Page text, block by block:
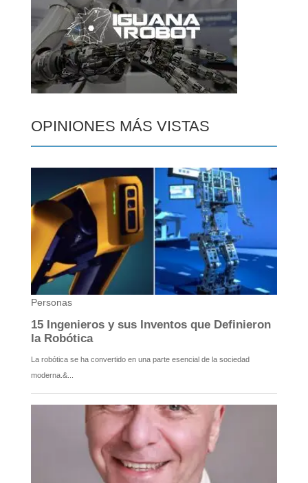
OPINIONES MÁS VISTAS